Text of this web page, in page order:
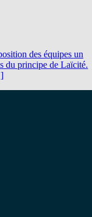
des équipes un
du principe de Laïcité.